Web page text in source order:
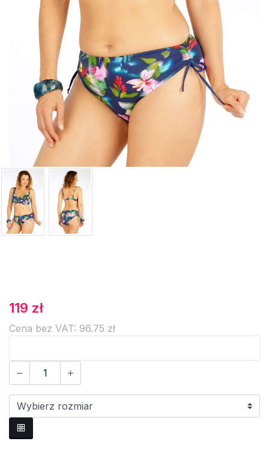
119 zł
Cena bez VAT: 96.75 zł